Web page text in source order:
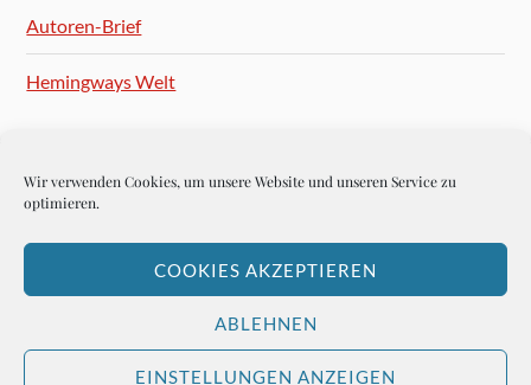
Wir verwenden Cookies, um unsere Website und unseren Service zu
optimieren.
COOKIES AKZEPTIEREN
ABLEHNEN
EINSTELLUNGEN ANZEIGEN
Autoren-Brief
Hemingways Welt
PRÄSENTIERT VON &